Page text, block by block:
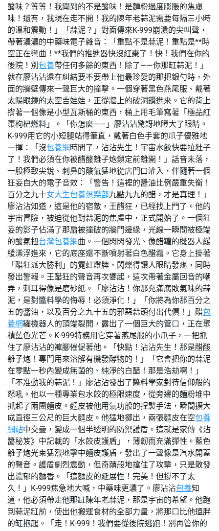
酸味？等等！我聞到的不是酸味！是麵粉過度膨脹的焦慮
味！還有，我現在走不開！我的陳年老蒜泥需要每隔三小時
的溫和震動！」「蒜泥？」對面傳來K-999崩潰的尖叫聲，
帶著濃濃的中藥味電子雜音：「重點不是蒜泥！重點是**時
空正在彎曲！**我們的推進器快沒紅棗了！快！我們在你的
後院！別 包養帶任何多餘的東西！除了——你那缸蒜泥！」
就在廖沾沾還在糾結要不要帶上他最珍愛的那把銀勺時，外
面的牆壁傳來一聲巨大的撞擊。一個穿著黑色燕尾服、戴著
太陽眼鏡的太空吉娃娃，正從牆上的破洞鑽進來。它的背上
揹著一個像是小型瓦斯桶的東西，桶上用毛筆寫著「極品紅
棗枸杞燃料」。「你怎麼——」廖沾沾驚訝地瞪大了眼睛。
K-999用它的小短腿站得筆直，戴著白色手套的爪子優雅地
一揮：「沒包養網 時間了，沾沾先生！宇宙水餃快要拉肚子
了！我們必須在你被醋酸離子炮鎖定前離開！」話音未落，
一股極致尖銳、刺鼻的酸氣猛地從店門口灌入，伴隨著一個
狂妄自大的電子音效：「警告！這裡的醬油比例嚴重失衡！
百分之九十女大生包養俱樂部九點九九的醋，才是真理！」
廖沾沾知道，這是他的宿敵，王醋狂，已經找上門了。他的
宇宙冒險，被迫從他對蒜泥的焦慮中，正式開始了。一個狂
妄的影子佔滿了那扇被撞破的牆門邊緣，光線一瞬間被極端
的酸氣扭台灣包養網曲。一個閃閃發光、像醋罐的機器人緩
緩漂浮進來，它的底座還不斷噴射著白色醋霧。它身上掛著
「醋狂派大勝利」的霓虹燈牌，閃爍得讓人眼睛發疼，同時
發出警報。王醋狂的聲音再次響起，這次帶著金屬回音的嘲
弄，刺耳得像是磨砂紙。「廖沾沾！你那充滿腐敗氣味的蒜
泥，是對醬料學的侮辱！必須淨化！」「你將為你那百分之
五的醬油，以及百分之九十五的邪惡蒜頭付出代價！」醋包
養網罐機器人的頂端裂開，露出了一個巨大的管口，正在聚
積藍色光芒。K-999特務用它穿著燕尾服的小爪子，一把抓
住了廖沾沾的褲腳催促著他。「快點！沾沾先生！那是醋酸
離子炮！專門用來溶解有機發酵物的！」「它會把你的蒜泥
在零點一秒內變成無菌的、純淨的白醋！那是浩劫啊！」
「不准動我的蒜泥！」廖沾沾發出了醬料學家對待信仰般的
怒吼。他以一種專業包水餃的極限速度，從旁邊的麵粉堆中
抓起了兩團麵皮。麵皮被他用氣功般的捏製手法，瞬間擴大
成直徑三公尺的巨大麵皮。他猛地擲出，兩張麵皮在空包養
網站中交疊，變成一個半透明的防禦護盾。這就是家傳《沾
醬秘笈》中記載的「水餃皮護盾」，薄韌而充滿彈性。藍色
離子炮光束猛烈地擊中麵皮護盾，發出了一聲像是汽水開蓋
的聲音。護盾劇烈震動，但奇蹟般地擋住了攻擊，只是散發
出濃郁的麵香。「這麵皮的延展性！完美！但撐不了太
久！」K-999焦急地大喊，中藥味更濃了。廖沾沾包養知
道，他必須帶走他那缸陳年老蒜泥，那是宇宙的希望。他跑
到蒜泥缸前，使出他搬運食材的全部力量，將那口比他還胖
的缸抱起。「走！K-999！我們要從後院逃跑！別再管你的